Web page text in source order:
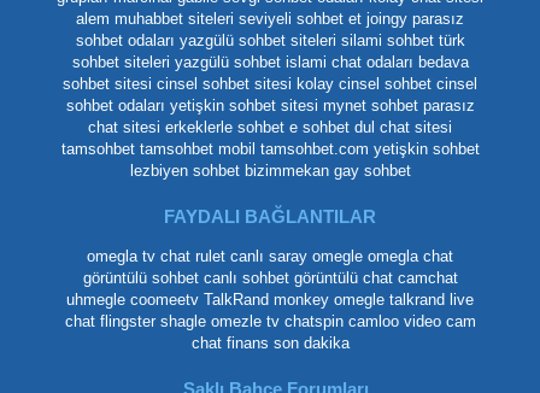
alem muhabbet siteleri seviyeli sohbet et joingy parasız
sohbet odaları yazgülü sohbet siteleri silami sohbet türk
sohbet siteleri yazgülü sohbet islami chat odaları bedava
sohbet sitesi cinsel sohbet sitesi kolay cinsel sohbet cinsel
sohbet odaları yetişkin sohbet sitesi mynet sohbet parasız
chat sitesi erkeklerle sohbet e sohbet dul chat sitesi
tamsohbet tamsohbet mobil tamsohbet.com yetişkin sohbet
lezbiyen sohbet bizimmekan gay sohbet
FAYDALI BAĞLANTILAR
omegla tv chat rulet canlı saray omegle omegla chat
görüntülü sohbet canlı sohbet görüntülü chat camchat
uhmegle coomeetv TalkRand monkey omegle talkrand live
chat flingster shagle omezle tv chatspin camloo video cam
chat finans son dakika
Saklı Bahçe Forumları